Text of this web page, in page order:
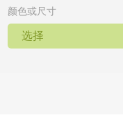
颜色或尺寸
选择